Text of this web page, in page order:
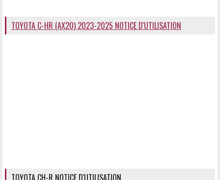
TOYOTA C-HR (AX20) 2023-2025 NOTICE D'UTILISATION
TOYOTA CH-R NOTICE D'UTILISATION